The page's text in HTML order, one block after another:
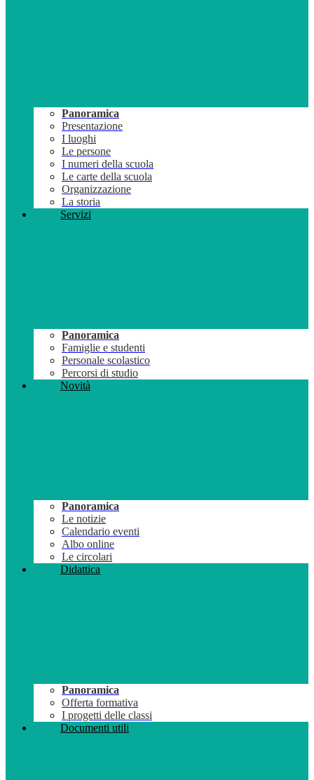
Panoramica
Presentazione
I luoghi
Le persone
I numeri della scuola
Le carte della scuola
Organizzazione
La storia
Servizi
Panoramica
Famiglie e studenti
Personale scolastico
Percorsi di studio
Novità
Panoramica
Le notizie
Calendario eventi
Albo online
Le circolari
Didattica
Panoramica
Offerta formativa
I progetti delle classi
Documenti utili